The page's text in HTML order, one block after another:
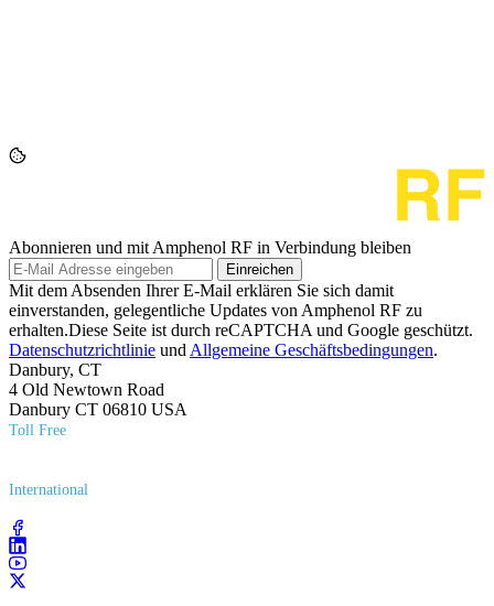
Abonnieren und mit Amphenol RF in Verbindung bleiben
Einreichen
Mit dem Absenden Ihrer E-Mail erklären Sie sich damit
einverstanden, gelegentliche Updates von Amphenol RF zu
erhalten.Diese Seite ist durch reCAPTCHA und Google geschützt.
Datenschutzrichtlinie und Allgemeine Geschäftsbedingungen.
Danbury, CT
4 Old Newtown Road
Danbury CT 06810 USA
Toll Free
International